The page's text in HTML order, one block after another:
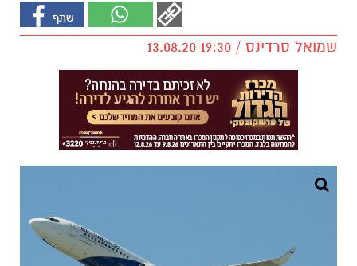
שמואל סרדינס / 19:30 13.08.20